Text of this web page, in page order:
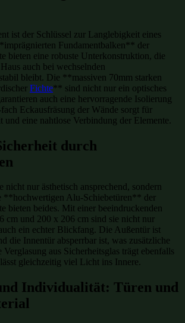
ist der Schlüssel zur Langlebigkeit eines
Fundamentbalken** der
bieten eine robuste Unterkonstruktion, die
auch bei wechselnden
bleibt. Die **massiven 70mm starken
Fichte** sind nicht nur ein optisches
auch eine hervorragende Isolierung
Eckausfräsung der Wände sorgt für
und eine nahtlose Verbindung der Elemente.
durch
nicht nur ästhetisch ansprechend, sondern
**hochwertigen Alu-Schiebetüren** der
bieten beides. Mit einer beeindruckenden
cm und 200 x 206 cm sind sie nicht nur
ein echter Blickfang. Die Außentür ist
die Innentür absperrbar ist, was zusätzliche
aus Sicherheitsglas trägt ebenfalls
gleichzeitig viel Licht ins Innere.
Individualität: Türen und